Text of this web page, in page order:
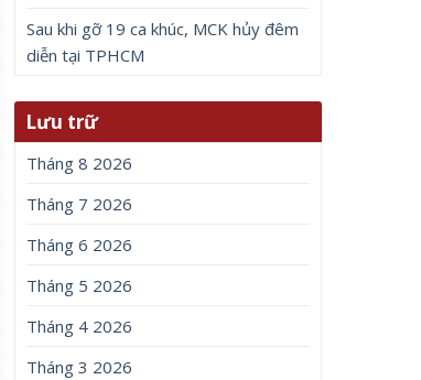
Sau khi gỡ 19 ca khúc, MCK hủy đêm
diễn tại TPHCM
Lưu trữ
Tháng 8 2026
Tháng 7 2026
Tháng 6 2026
Tháng 5 2026
Tháng 4 2026
Tháng 3 2026